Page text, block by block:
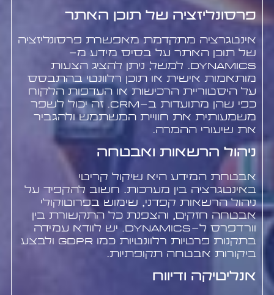
פרסונליזציה של תוכן האתר
אינטגרציה מתקדמת מאפשרת פרסונליזציה
של תוכן האתר על בסיס מידע מ-
Dynamics. למשל, ניתן להציג הצעות
מותאמות אישית או תוכן רלוונטי בהתבסס
על היסטוריית הרכישות או העדפות הלקוח
כפי שהן מתועדות ב-CRM. זה יכול לשפר
משמעותית את חוויית המשתמש ולהגביר
את שיעורי ההמרה.
ניהול הרשאות ואבטחה
אבטחת המידע היא שיקול קריטי
באינטגרציה בין מערכות. חשוב להקפיד על
ניהול הרשאות קפדני, שימוש בפרוטוקולי
אבטחה חזקים, והצפנת כל התקשורת בין
וורדפרס ל-Dynamics. יש לוודא עמידה
בתקנות פרטיות רלוונטיות כמו GDPR ולבצע
ביקורות אבטחה תקופתיות.
אנליטיקה ודיווח